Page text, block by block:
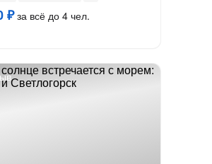
₽за всё до 4 чел.